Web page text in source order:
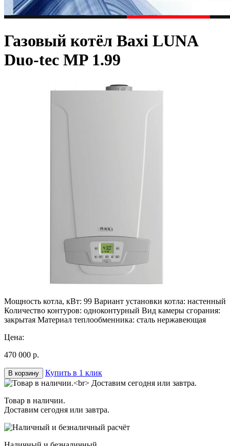
Газовый котёл Baxi LUNA
Duo-tec MP 1.99
Мощность котла, кВт: 99 Вариант установки котла: настенный
Количество контуров: одноконтурный Вид камеры сгорания:
закрытая Материал теплообменника: сталь нержавеющая
Цена:
470 000 р.
В корзину Купить в 1 клик
Товар в наличии.
Доставим сегодня или завтра.